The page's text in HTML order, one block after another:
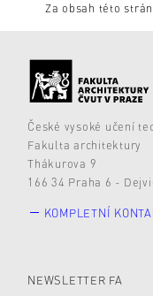
Za obsah této
České vysoké učení
Fakulta architektury
Thákurova 9
166 34 Praha 6 -
KOMPLETNÍ
NEWSLETTER FA